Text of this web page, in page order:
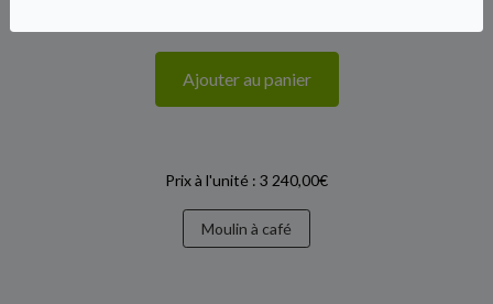
Ajouter au panier
Prix à l'unité : 3 240,00€
Moulin à café